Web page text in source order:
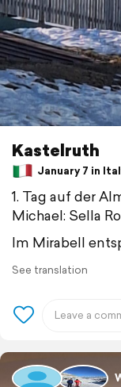
Kastelruth
January 7 in
1. Tag auf der
Michael: Sella
Im Mirabell
See translation